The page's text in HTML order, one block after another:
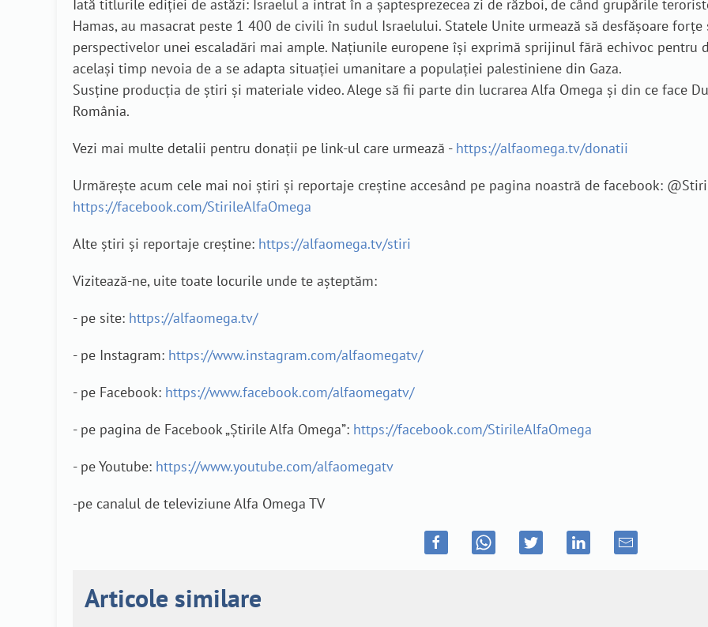
Iată titlurile ediției de astăzi: Israelul a intrat în a șaptesprezecea zi de război, de când grupările
Hamas, au masacrat peste 1 400 de civili în sudul Israelului. Statele Unite urmează să desfășoare
perspectivelor unei escaladări mai ample. Națiunile europene își exprimă sprijinul fără echivoc pentru
același timp nevoia de a se adapta situației umanitare a populației palestiniene din Gaza.
Susține producția de știri și materiale video. Alege să fii parte din lucrarea Alfa Omega și din ce face
România.
Vezi mai multe detalii pentru donații pe link-ul care urmează - https://alfaomega.tv/donatii
Urmărește acum cele mai noi știri și reportaje creștine accesând pe pagina noastră de facebook:
https://facebook.com/StirileAlfaOmega
Alte știri și reportaje creștine: https://alfaomega.tv/stiri
Vizitează-ne, uite toate locurile unde te așteptăm:
- pe site: https://alfaomega.tv/
- pe Instagram: https://www.instagram.com/alfaomegatv/
- pe Facebook: https://www.facebook.com/alfaomegatv/
- pe pagina de Facebook „Știrile Alfa Omega”: https://facebook.com/StirileAlfaOmega
- pe Youtube: https://www.youtube.com/alfaomegatv
-pe canalul de televiziune Alfa Omega TV
Articole similare